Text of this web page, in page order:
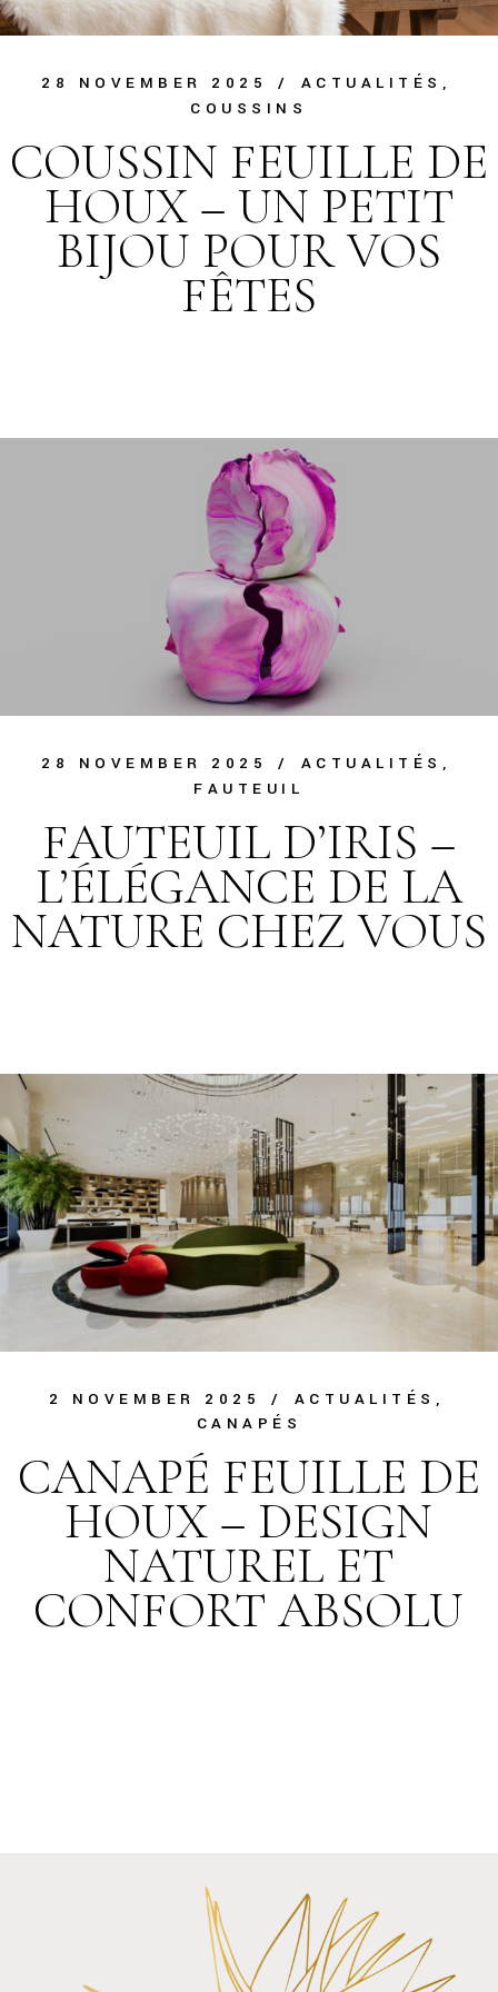
28 NOVEMBER 2025
ACTUALITÉS
COUSSINS
COUSSIN FEUILLE DE
HOUX – UN PETIT
BIJOU POUR VOS
FÊTES
28 NOVEMBER 2025
ACTUALITÉS
FAUTEUIL
FAUTEUIL D’IRIS –
L’ÉLÉGANCE DE LA
NATURE CHEZ VOUS
2 NOVEMBER 2025
ACTUALITÉS
CANAPÉS
CANAPÉ FEUILLE DE
HOUX – DESIGN
NATUREL ET
CONFORT ABSOLU